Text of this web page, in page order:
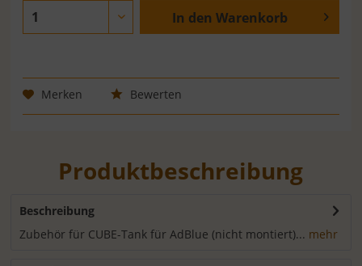
In den Warenkorb
Merken Bewerten
Produktbeschreibung
Beschreibung
Zubehör für CUBE-Tank für AdBlue (nicht montiert)... mehr